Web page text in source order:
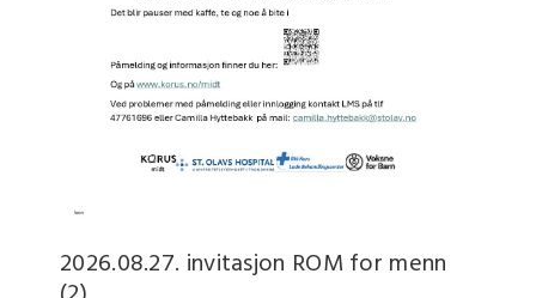
2026.08.27. invitasjon ROM for menn